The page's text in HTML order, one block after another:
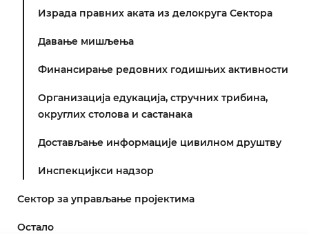
Израда правних аката из делокруга Сектора
Давање мишљења
Финансирање редовних годишњих активности
Организација едукација, стручних трибина,
округлих столова и састанака
Достављање информације цивилном друштву
Инспекцијкси надзор
Сектор за управљање пројектима
Остало